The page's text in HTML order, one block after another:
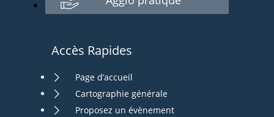
Accès Rapides
Page d’accueil
Cartographie générale
Proposez un évènement